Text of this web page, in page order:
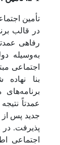
تأمین
در قالب
رفاهی
به‌وسیله
بنا
عمدتاً
جدید پس
پذیرفت. در
اجتماعی